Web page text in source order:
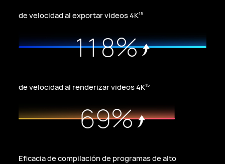
de velocidad al exportar videos 4K15
1
0
1
7
8
0
%
de velocidad al renderizar videos 4K15
2
3
4
5
6
5
6
7
8
9%
Eficacia de compilación de programas de alto
0
0
1
2
3
4
5